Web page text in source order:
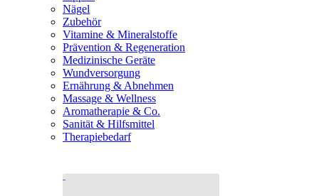
Nägel
Zubehör
Vitamine & Mineralstoffe
Prävention & Regeneration
Medizinische Geräte
Wundversorgung
Ernährung & Abnehmen
Massage & Wellness
Aromatherapie & Co.
Sanität & Hilfsmittel
Therapiebedarf